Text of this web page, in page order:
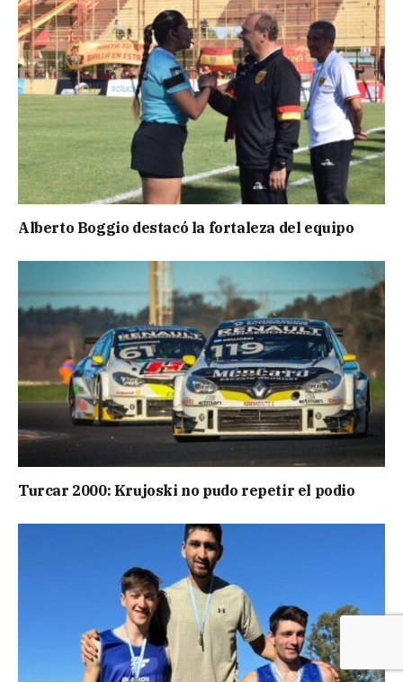
Alberto Boggio destacó la fortaleza del equipo
Turcar 2000: Krujoski no pudo repetir el podio